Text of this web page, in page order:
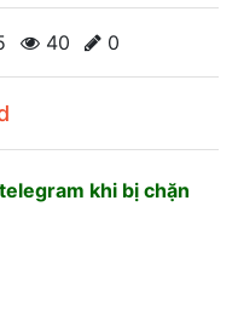
40 0
khi bị chặn